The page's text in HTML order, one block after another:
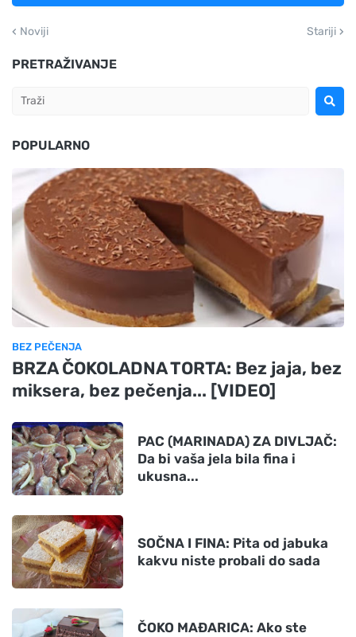
Noviji Stariji
PRETRAŽIVANJE
POPULARNO
BEZ PEČENJA
BRZA ČOKOLADNA TORTA: Bez jaja, bez
miksera, bez pečenja... [VIDEO]
PAC (MARINADA) ZA DIVLJAČ:
Da bi vaša jela bila fina i
ukusna...
SOČNA I FINA: Pita od jabuka
kakvu niste probali do sada
ČOKO MAĐARICA: Ako ste